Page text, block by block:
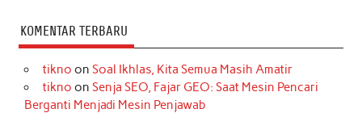
KOMENTAR TERBARU
tikno on Soal Ikhlas, Kita Semua Masih Amatir
tikno on Senja SEO, Fajar GEO: Saat Mesin Pencari
Berganti Menjadi Mesin Penjawab